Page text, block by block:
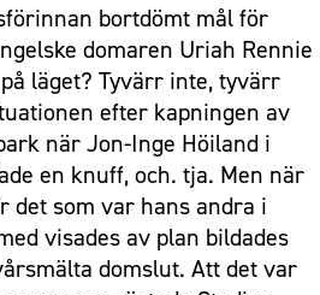
bortdömt mål för
domaren Uriah Rennie
läget? Tyvärr inte, tyvärr
efter kapningen av
när Jon-Inge Höiland i
en knuff, och. tja. Men när
det som var hans andra i
visades av plan bildades
domslut. Att det var